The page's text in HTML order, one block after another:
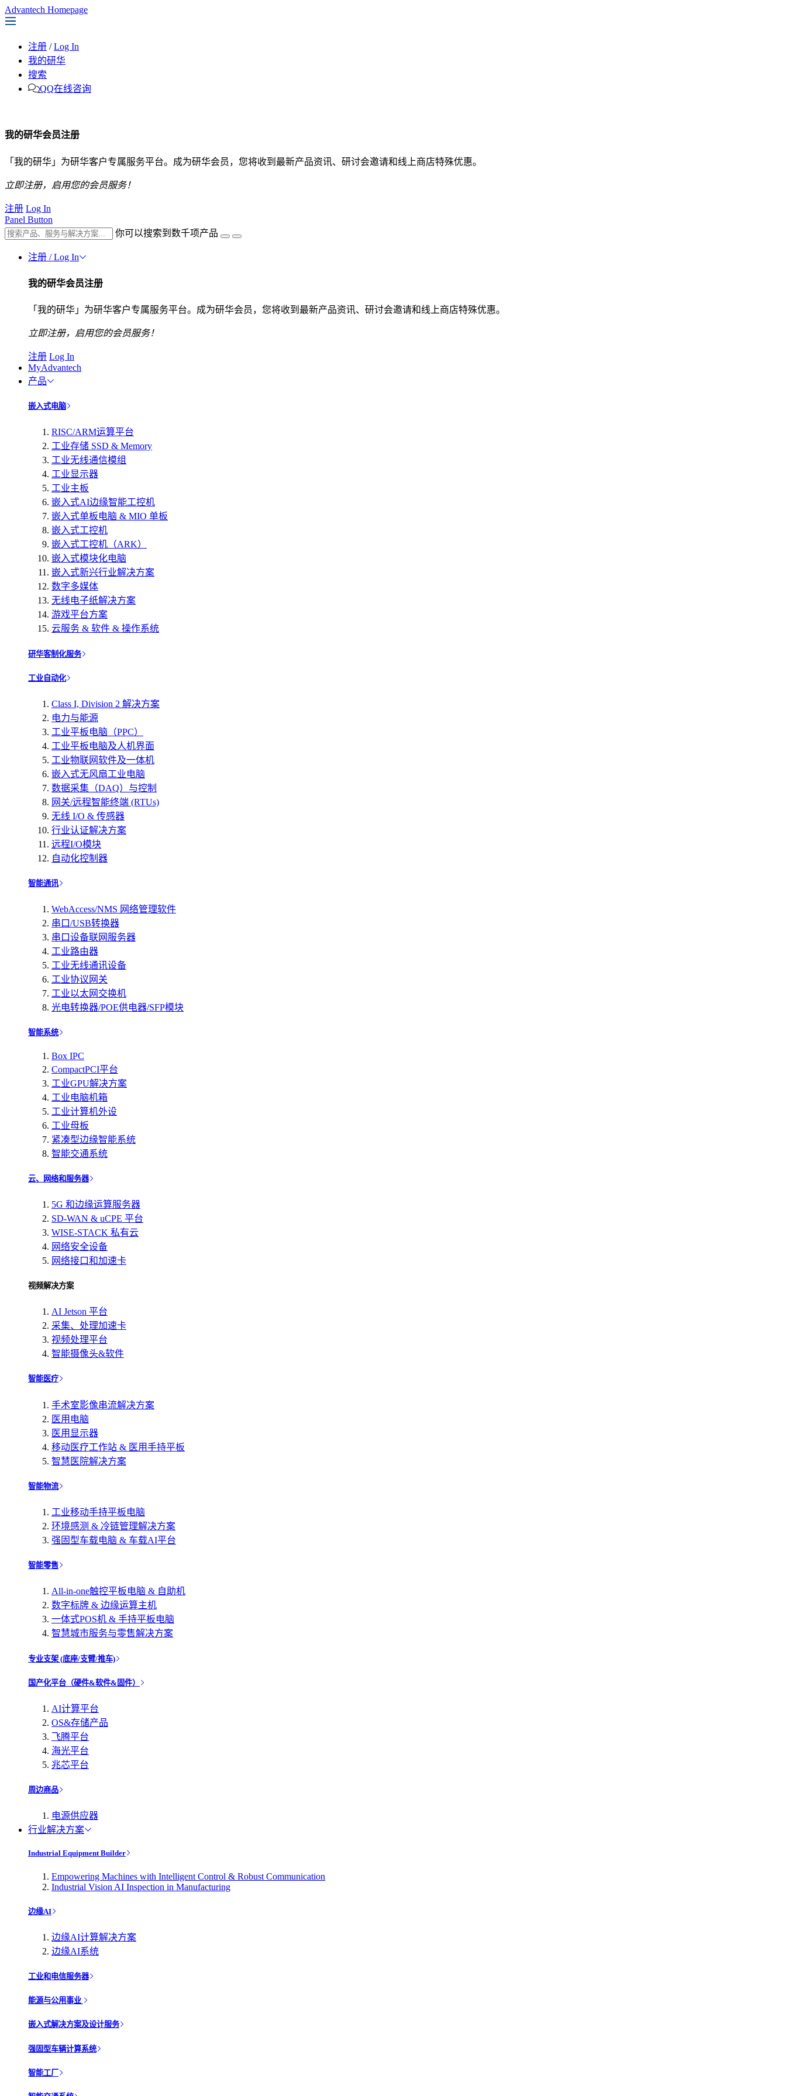
Advantech Homepage
注册 / Log In
我的研华
搜索
QQ在线咨询
我的研华会员注册
「我的研华」为研华客户专属服务平台。成为研华会员，您将收到最新产品资讯、研讨会邀请和线上商店特殊优惠。
立即注册，启用您的会员服务！
注册 Log In
Panel Button
你可以搜索到数千项产品
注册 / Log In
我的研华会员注册
「我的研华」为研华客户专属服务平台。成为研华会员，您将收到最新产品资讯、研讨会邀请和线上商店特殊优惠。
立即注册，启用您的会员服务！
注册 Log In
MyAdvantech
产品
嵌入式电脑
RISC/ARM运算平台
工业存储 SSD & Memory
工业无线通信模组
工业显示器
工业主板
嵌入式AI边缘智能工控机
嵌入式单板电脑 & MIO 单板
嵌入式工控机
嵌入式工控机（ARK）
嵌入式模块化电脑
嵌入式新兴行业解决方案
数字多媒体
无线电子纸解决方案
游戏平台方案
云服务 & 软件 & 操作系统
研华客制化服务
工业自动化
Class I, Division 2 解决方案
电力与能源
工业平板电脑（PPC）
工业平板电脑及人机界面
工业物联网软件及一体机
嵌入式无风扇工业电脑
数据采集（DAQ）与控制
网关/远程智能终端 (RTUs)
无线 I/O & 传感器
行业认证解决方案
远程I/O模块
自动化控制器
智能通讯
WebAccess/NMS 网络管理软件
串口/USB转换器
串口设备联网服务器
工业路由器
工业无线通讯设备
工业协议网关
工业以太网交换机
光电转换器/POE供电器/SFP模块
智能系统
Box IPC
CompactPCI平台
工业GPU解决方案
工业电脑机箱
工业计算机外设
工业母板
紧凑型边缘智能系统
智能交通系统
云、网络和服务器
5G 和边缘运算服务器
SD-WAN & uCPE 平台
WISE-STACK 私有云
网络安全设备
网络接口和加速卡
视频解决方案
AI Jetson 平台
采集、处理加速卡
视频处理平台
智能摄像头&软件
智能医疗
手术室影像串流解决方案
医用电脑
医用显示器
移动医疗工作站 & 医用手持平板
智慧医院解决方案
智能物流
工业移动手持平板电脑
环境感测 & 冷链管理解决方案
强固型车载电脑 & 车载AI平台
智能零售
All-in-one触控平板电脑 & 自助机
数字标牌 & 边缘运算主机
一体式POS机 & 手持平板电脑
智慧城市服务与零售解决方案
专业支架 (底座/支臂/推车)
国产化平台（硬件&软件&固件）
AI计算平台
OS&存储产品
飞腾平台
海光平台
兆芯平台
周边商品
电源供应器
行业解决方案
Industrial Equipment Builder
Empowering Machines with Intelligent Control & Robust Communication
Industrial Vision AI Inspection in Manufacturing
边缘AI
边缘AI计算解决方案
边缘AI系统
工业和电信服务器
能源与公用事业
嵌入式解决方案及设计服务
强固型车辆计算系统
智能工厂